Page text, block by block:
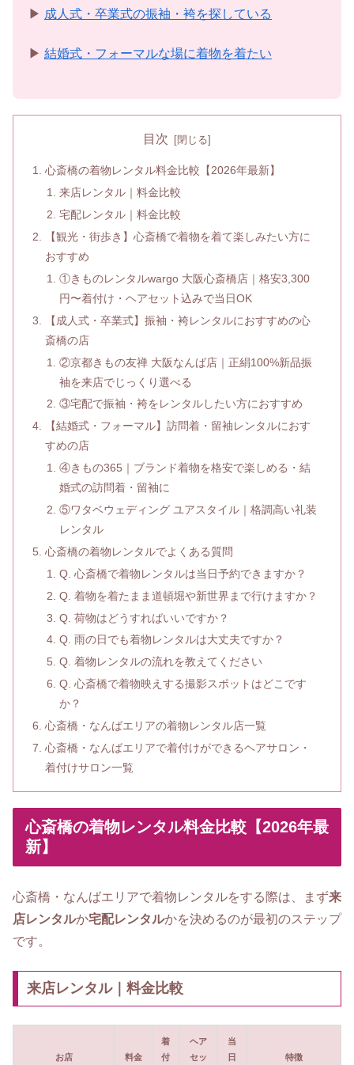
▶ 成人式・卒業式の振袖・袴を探している
▶ 結婚式・フォーマルな場に着物を着たい
目次
心斎橋の着物レンタル料金比較【2026年最新】
来店レンタル｜料金比較
宅配レンタル｜料金比較
【観光・街歩き】心斎橋で着物を着て楽しみたい方に
おすすめ
①きものレンタルwargo 大阪心斎橋店｜格安3,300
円〜着付け・ヘアセット込みで当日OK
【成人式・卒業式】振袖・袴レンタルにおすすめの心
斎橋の店
②京都きもの友禅 大阪なんば店｜正絹100%新品振
袖を来店でじっくり選べる
③宅配で振袖・袴をレンタルしたい方におすすめ
【結婚式・フォーマル】訪問着・留袖レンタルにおす
すめの店
④きもの365｜ブランド着物を格安で楽しめる・結
婚式の訪問着・留袖に
⑤ワタベウェディング ユアスタイル｜格調高い礼装
レンタル
心斎橋の着物レンタルでよくある質問
Q. 心斎橋で着物レンタルは当日予約できますか？
Q. 着物を着たまま道頓堀や新世界まで行けますか？
Q. 荷物はどうすればいいですか？
Q. 雨の日でも着物レンタルは大丈夫ですか？
Q. 着物レンタルの流れを教えてください
Q. 心斎橋で着物映えする撮影スポットはどこです
か？
心斎橋・なんばエリアの着物レンタル店一覧
心斎橋・なんばエリアで着付けができるヘアサロン・
着付けサロン一覧
心斎橋の着物レンタル料金比較【2026年最
新】
心斎橋・なんばエリアで着物レンタルをする際は、まず来
店レンタルか宅配レンタルかを決めるのが最初のステップ
です。
来店レンタル｜料金比較
お店 料金
着
付
ヘア
セッ
当
日
特徴